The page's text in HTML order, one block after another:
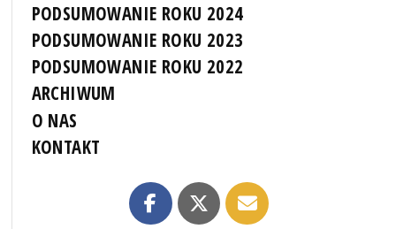
PODSUMOWANIE ROKU 2024
PODSUMOWANIE ROKU 2023
PODSUMOWANIE ROKU 2022
ARCHIWUM
O NAS
KONTAKT